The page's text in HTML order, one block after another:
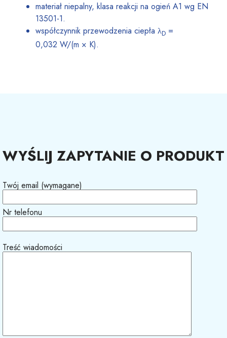
materiał niepalny, klasa reakcji na ogień A1 wg EN
13501-1.
współczynnik przewodzenia ciepła λD =
0,032 W/(m × K).
WYŚLIJ ZAPYTANIE O PRODUKT
Twój email (wymagane)
Nr telefonu
Treść wiadomości